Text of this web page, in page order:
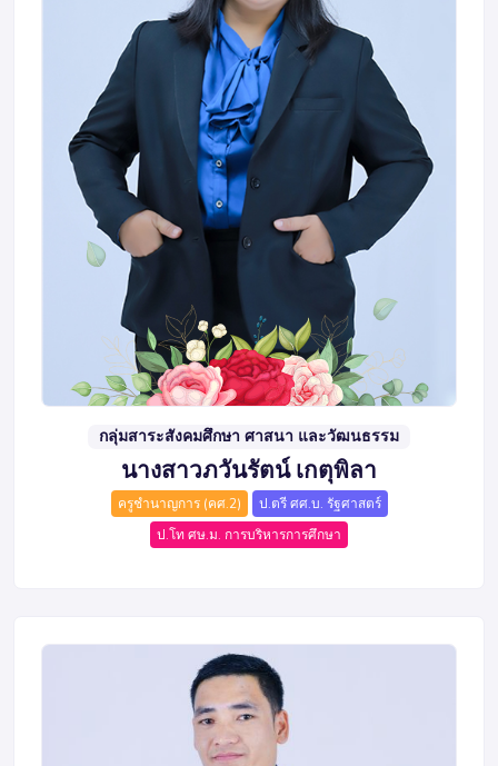
กลุ่มสาระสังคมศึกษา ศาสนา และวัฒนธรรม
นางสาวภวันรัตน์ เกตุพิลา
ครูชำนาญการ (คศ.2)
ป.ตรี ศศ.บ. รัฐศาสตร์
ป.โท ศษ.ม. การบริหารการศึกษา